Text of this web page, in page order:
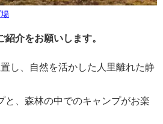
介をお願いします。
し、自然を活かした人里離れた静
と、森林の中でのキャンプがお楽